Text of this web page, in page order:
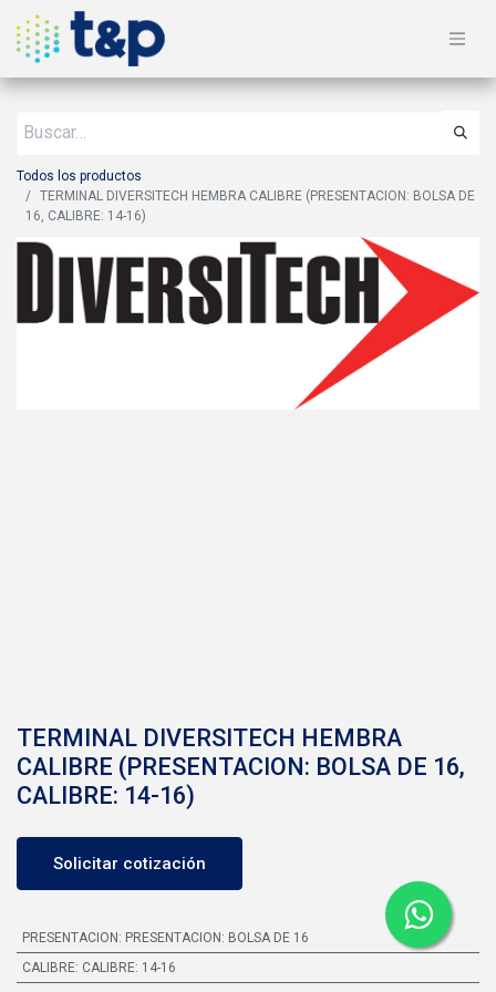
Todos los productos
TERMINAL DIVERSITECH HEMBRA CALIBRE (PRESENTACION: BOLSA DE
16, CALIBRE: 14-16)
TERMINAL DIVERSITECH HEMBRA
CALIBRE (PRESENTACION: BOLSA DE 16,
CALIBRE: 14-16)
Solicitar cotización
PRESENTACION : PRESENTACION: BOLSA DE 16
CALIBRE: CALIBRE: 14-16